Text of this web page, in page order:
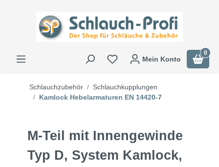
Mein Konto
0
Schlauchzubehör
Schlauchkupplungen
Kamlock Hebelarmaturen EN 14420-7
M-Teil mit Innengewinde
Typ D, System Kamlock,